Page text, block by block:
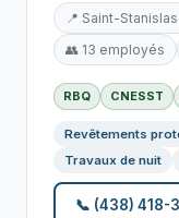
📍 Saint-
👥 13 employés
RBQ CNESST
Revêtements
Travaux de nuit
📞 (438) 418-